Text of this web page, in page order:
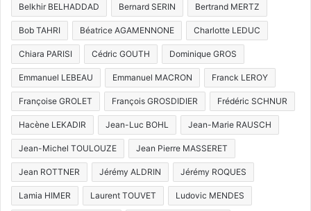
Belkhir BELHADDAD Bernard SERIN Bertrand MERTZ
Bob TAHRI Béatrice AGAMENNONE Charlotte LEDUC
Chiara PARISI Cédric GOUTH Dominique GROS
Emmanuel LEBEAU Emmanuel MACRON Franck LEROY
Françoise GROLET François GROSDIDIER Frédéric SCHNUR
Hacène LEKADIR Jean-Luc BOHL Jean-Marie RAUSCH
Jean-Michel TOULOUZE Jean Pierre MASSERET
Jean ROTTNER Jérémy ALDRIN Jérémy ROQUES
Lamia HIMER Laurent TOUVET Ludovic MENDES